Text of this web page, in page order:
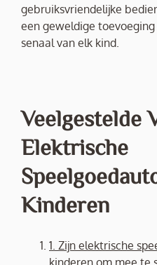
gebruiksvriendelijke
een geweldige
senaal van elk kind.
Veelgestelde
Elektrische
Kinderen
1. Zijn elektrische